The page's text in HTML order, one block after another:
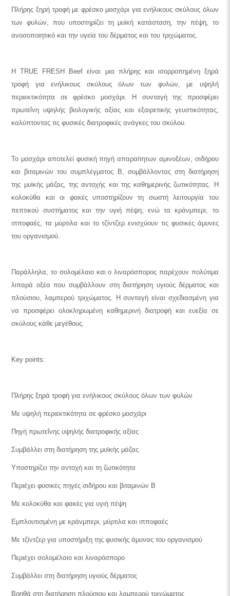
Πλήρης ξηρή τροφή με φρέσκο μοσχάρι για ενήλικους σκύλους όλων
των φυλών, που υποστηρίζει τη μυϊκή κατάσταση, την πέψη, το
ανοσοποιητικό και την υγεία του δέρματος και του τριχώματος.
Η TRUE FRESH Beef είναι μια πλήρης και ισορροπημένη ξηρά
τροφή για ενήλικους σκύλους όλων των φυλών, με υψηλή
περιεκτικότητα σε φρέσκο μοσχάρι. Η συνταγή της προσφέρει
πρωτεΐνη υψηλής βιολογικής αξίας και εξαιρετικής γευστικότητας,
καλύπτοντας τις φυσικές διατροφικές ανάγκες του σκύλου.
Το μοσχάρι αποτελεί φυσική πηγή απαραίτητων αμινοξέων, σιδήρου
και βιταμινών του συμπλέγματος Β, συμβάλλοντας στη διατήρηση
της μυϊκής μάζας, της αντοχής και της καθημερινής ζωτικότητας. Η
κολοκύθα και οι φακές υποστηρίζουν τη σωστή λειτουργία του
πεπτικού συστήματος και την υγιή πέψη, ενώ τα κράνμπερι, το
ιπποφαές, τα μύρτιλα και το τζίντζερ ενισχύουν τις φυσικές άμυνες
του οργανισμού.
Παράλληλα, το σολομέλαιο και ο λιναρόσπορος παρέχουν πολύτιμα
λιπαρά οξέα που συμβάλλουν στη διατήρηση υγιούς δέρματος και
πλούσιου, λαμπερού τριχώματος. Η συνταγή είναι σχεδιασμένη για
να προσφέρει ολοκληρωμένη καθημερινή διατροφή και ευεξία σε
σκύλους κάθε μεγέθους.
Key points:
Πλήρης ξηρά τροφή για ενήλικους σκύλους όλων των φυλών
Με υψηλή περιεκτικότητα σε φρέσκο μοσχάρι
Πηγή πρωτεΐνης υψηλής διατροφικής αξίας
Συμβάλλει στη διατήρηση της μυϊκής μάζας
Υποστηρίζει την αντοχή και τη ζωτικότητα
Περιέχει φυσικές πηγές σιδήρου και βιταμινών Β
Με κολοκύθα και φακές για υγιή πέψη
Εμπλουτισμένη με κράνμπερι, μύρτιλα και ιπποφαές
Με τζίντζερ για υποστήριξη της φυσικής άμυνας του οργανισμού
Περιέχει σολομέλαιο και λιναρόσπορο
Συμβάλλει στη διατήρηση υγιούς δέρματος
Βοηθά στη διατήρηση πλούσιου και λαμπερού τριχώματος